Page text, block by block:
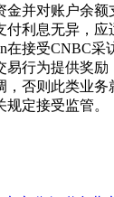
金并对账户余额
付利息无异，应
在接受CNBC采
易行为提供奖励
，否则此类业务
定接受监管。